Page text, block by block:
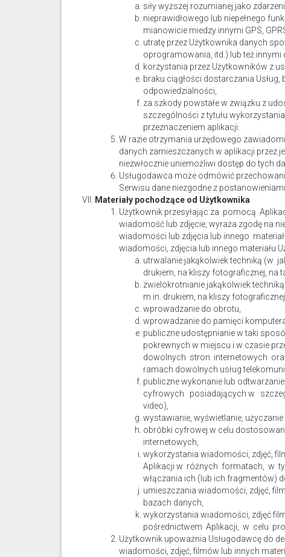
siły wyższej rozumianej jako
nieprawidłowego lub niepełnego
mianowicie miedzy innymi GPS,
utratę przez Użytkownika danych
oprogramowania, itd.) lub też innymi
korzystania przez Użytkowników z
braku ciągłości dostarczania
odpowiedzialności,
za szkody powstałe w związku z
szczególności z tytułu
przeznaczeniem aplikacji.
W razie otrzymania urzędowego
danych zamieszczanych w aplikacji przez
niezwłocznie uniemożliwi dostęp do tych
Usługodawca może odmówić
Serwisu dane niezgodne z
Materiały pochodzące od Użytkownika
Użytkownik przesyłając za pomocą
wiadomość lub zdjęcie, wyraża zgodę na
wiadomości lub zdjęcia lub innego
wiadomości, zdjęcia lub innego materiału
utrwalanie jakąkolwiek techniką (w
drukiem, na kliszy fotograficznej, na
zwielokrotnianie jakąkolwiek
m.in. drukiem, na kliszy
wprowadzanie do obrotu,
wprowadzanie do pamięci
publiczne udostępnianie w taki
pokrewnych w miejscu i w czasie
dowolnych stron internetowych
ramach dowolnych usług
publiczne wykonanie lub
cyfrowych posiadających w
video),
wystawianie, wyświetlanie, użyczanie
obróbki cyfrowej w celu
internetowych,
wykorzystania wiadomości, zdjęć,
Aplikacji w różnych formatach, w
włączania ich (lub ich fragmentów)
umieszczania wiadomości, zdjęć,
bazach danych,
wykorzystania wiadomości, zdjęć
pośrednictwem Aplikacji, w celu
Użytkownik upoważnia Usługodawcę do
wiadomości, zdjęć, filmów lub innych